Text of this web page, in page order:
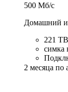
500 Мб/c
Домашний
221
симка
2 месяца по